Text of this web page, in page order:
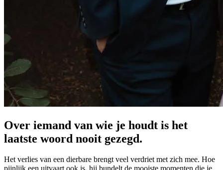
Over iemand van wie je houdt is het
laatste woord nooit gezegd.
Het verlies van een dierbare brengt veel verdriet met zich mee. Hoe